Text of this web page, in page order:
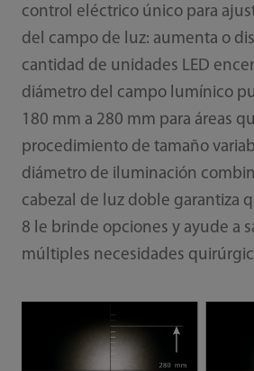
control eléctrico único para
del campo de luz: aumenta o
cantidad de unidades LED
diámetro del campo lumínico
180 mm a 280 mm para áreas
procedimiento de tamaño
diámetro de iluminación
cabezal de luz doble garantiza
8 le brinde opciones y ayude a
múltiples necesidades